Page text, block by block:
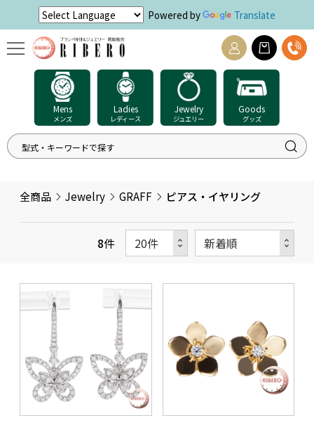
Powered by Translate
Mens
メンズ
Ladies
レディース
Jewelry
ジュエリー
Goods
グッズ
全商品 Jewelry GRAFF ピアス・イヤリング
8件